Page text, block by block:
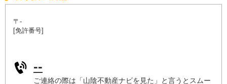
〒-
[免許番号]
--
ご連絡の際は「山陰不動産ナビを見た」と言うとスムー